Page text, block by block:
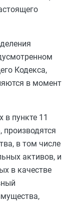
Кодекса,
в момент
в пункте 11
производятся
в том числе
активов, и
в качестве